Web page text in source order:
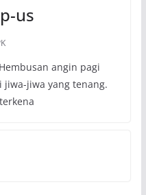
us
angin pagi
jiwa yang tenang.